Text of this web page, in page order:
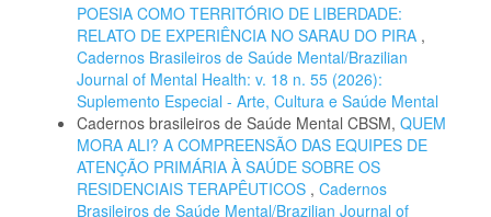
POESIA COMO TERRITÓRIO DE LIBERDADE:
RELATO DE EXPERIÊNCIA NO SARAU DO PIRA ,
Cadernos Brasileiros de Saúde Mental/Brazilian
Journal of Mental Health: v. 18 n. 55 (2026):
Suplemento Especial - Arte, Cultura e Saúde Mental
Cadernos brasileiros de Saúde Mental CBSM, QUEM
MORA ALI? A COMPREENSÃO DAS EQUIPES DE
ATENÇÃO PRIMÁRIA À SAÚDE SOBRE OS
RESIDENCIAIS TERAPÊUTICOS , Cadernos
Brasileiros de Saúde Mental/Brazilian Journal of